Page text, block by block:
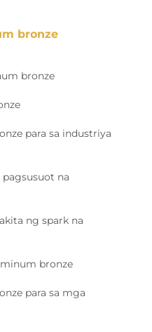
bronze
bronze
para sa industriya
na
ng spark na
bronze
para sa mga